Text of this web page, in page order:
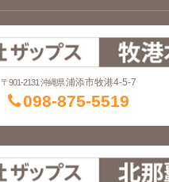
〒901-2131 沖縄県 浦添市牧港4-5-7
098-875-5519